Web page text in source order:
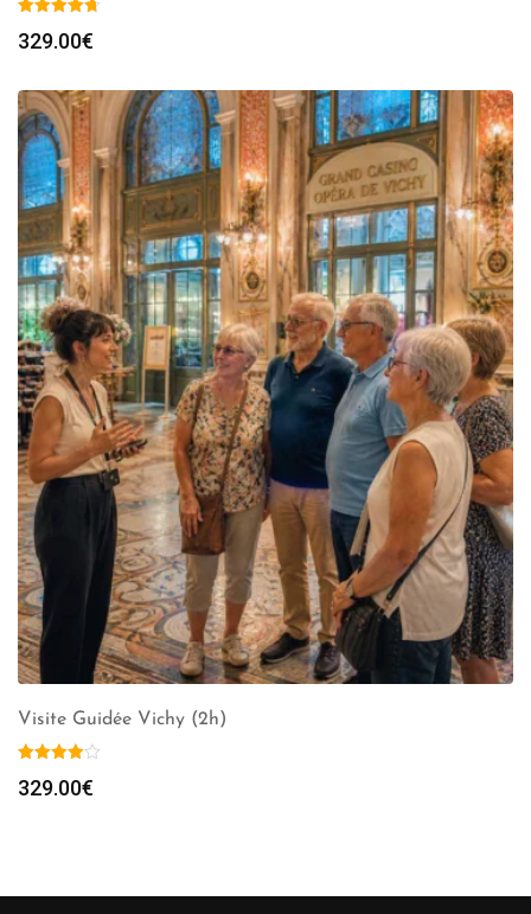
329.00€
Visite Guidée Vichy (2h)
329.00€